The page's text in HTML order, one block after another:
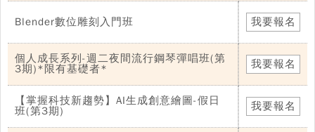
Blender數位雕刻入門班 我要報名
個人成長系列-週二夜間流行鋼琴彈唱班(第
3期)*限有基礎者*
我要報名
【掌握科技新趨勢】AI生成創意繪圖-假日
班(第3期)
我要報名